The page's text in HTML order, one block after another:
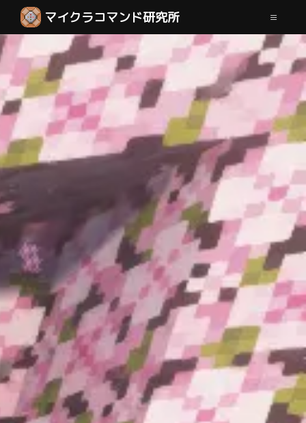
マイクラコマンド研究所